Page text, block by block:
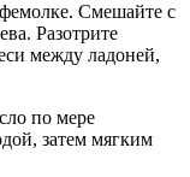
Смешайте с
Разотрите
между ладоней,
по мере
затем мягким